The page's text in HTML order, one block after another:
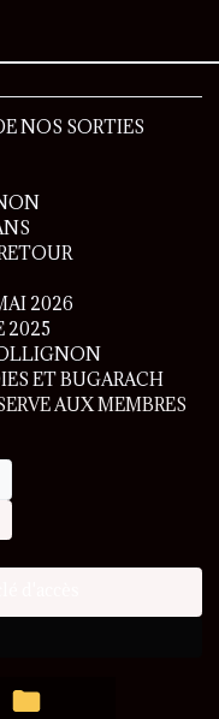
NOS SORTIES
2026
2025
ET BUGARACH
AUX MEMBRES
le mot de passe